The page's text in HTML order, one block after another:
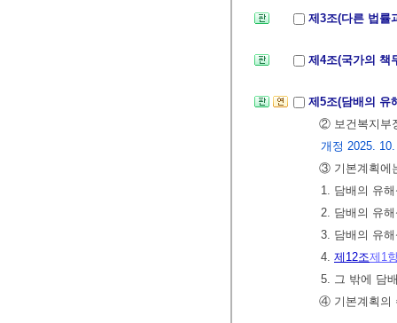
제3조(다른 법률
제4조(국가의 책
제5조(담배의 유
② 보건복지부
개정 2025.
③ 기본계획에
1. 담배의 유
2. 담배의 유
3. 담배의 유
4. 제12조제1
5. 그 밖에 담
④ 기본계획의